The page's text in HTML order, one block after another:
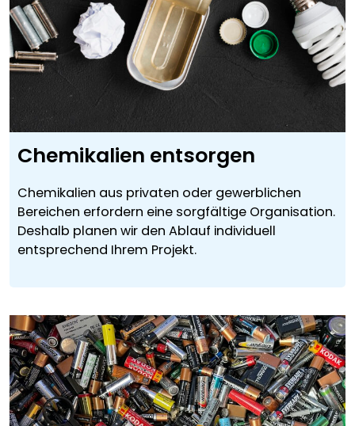
Chemikalien entsorgen
Chemikalien aus privaten oder gewerblichen
Bereichen erfordern eine sorgfältige Organisation.
Deshalb planen wir den Ablauf individuell
entsprechend Ihrem Projekt.